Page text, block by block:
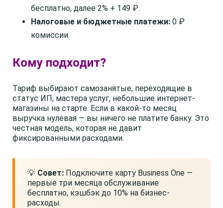
бесплатно, далее 2% + 149 ₽.
Налоговые и бюджетные платежи: 0 ₽
комиссии.
Кому подходит?
Тариф выбирают самозанятые, переходящие в
статус ИП, мастера услуг, небольшие интернет-
магазины на старте. Если в какой-то месяц
выручка нулевая — вы ничего не платите банку. Это
честная модель, которая не давит
фиксированными расходами.
💡 Совет: Подключите карту Business One —
первые три месяца обслуживание
бесплатно, кэшбэк до 10% на бизнес-
расходы.